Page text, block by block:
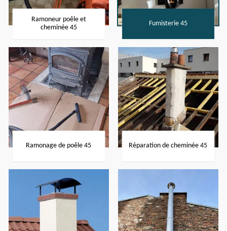
Ramoneur poêle et
cheminée 45
Fumisterie 45
Ramonage de poêle 45 Réparation de cheminée 45